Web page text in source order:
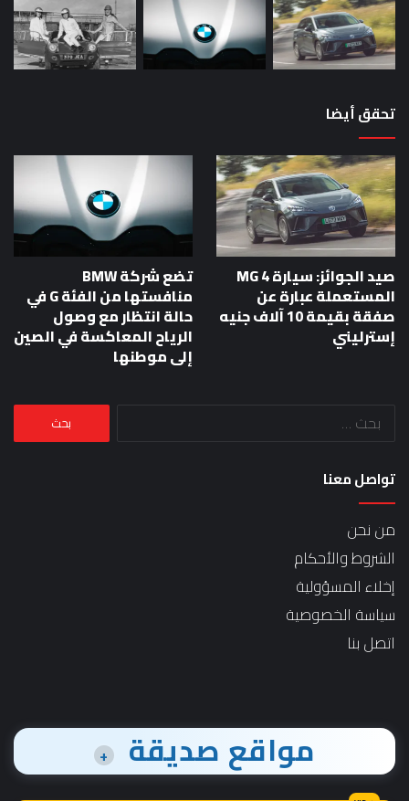
تحقق أيضا
صيد الجوائز: سيارة MG 4
المستعملة عبارة عن
صفقة بقيمة 10 آلاف جنيه
إسترليني
تضع شركة BMW
منافستها من الفئة G في
حالة انتظار مع وصول
الرياح المعاكسة في الصين
إلى موطنها
البحث
تواصل معنا
من نحن
الشروط والأحكام
إخلاء المسؤولية
سياسة الخصوصية
اتصل بنا
مواقع صديقة +